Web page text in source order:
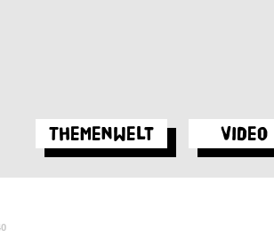
Themenwelt Video